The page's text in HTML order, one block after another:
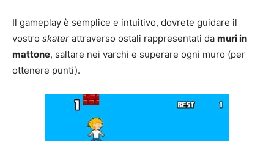
Il gameplay è semplice e intuitivo, dovrete guidare il
vostro skater attraverso ostali rappresentati da muri in
mattone, saltare nei varchi e superare ogni muro (per
ottenere punti).